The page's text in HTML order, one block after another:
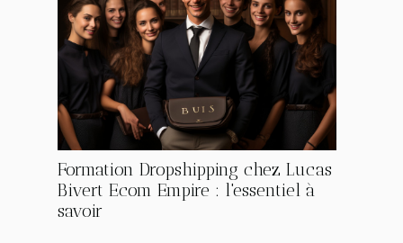
Formation Dropshipping chez Lucas
Bivert Ecom Empire : l'essentiel à
savoir